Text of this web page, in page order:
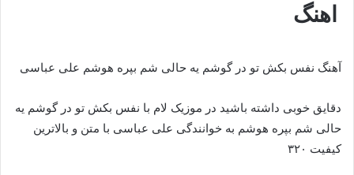
اهنگ
آهنگ نفس بکش تو در گوشم یه حالی شم بپره هوشم علی عباسی
دقایق خوبی داشته باشید در موزیک لام با نفس بکش تو در گوشم یه
حالی شم بپره هوشم به خوانندگی علی عباسی با متن و بالاترین
کیفیت ۳۲۰